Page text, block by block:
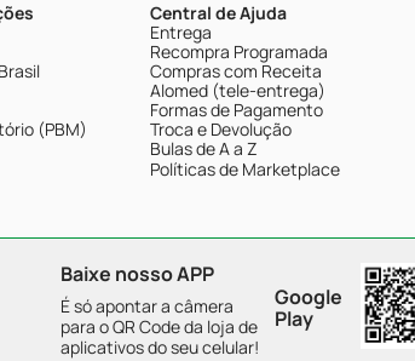
(PBM)
Central de Ajuda
Entrega
Recompra Programada
Compras com Receita
Alomed (tele-entrega)
Formas de Pagamento
Troca e Devolução
Bulas de A a Z
Políticas de Marketplace
Baixe nosso APP
É só apontar a câmera
para o QR Code da loja de
aplicativos do seu celular!
Google
Play